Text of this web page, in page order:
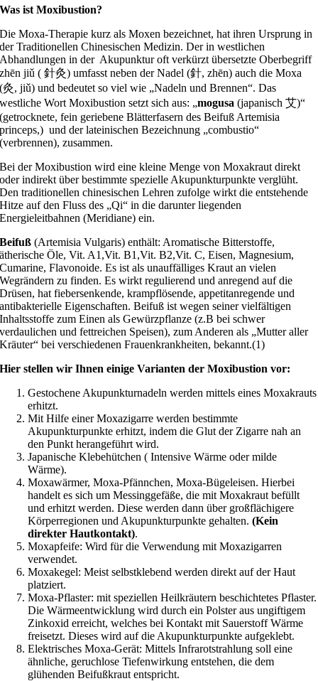
Was ist Moxibustion?
Die Moxa-Therapie kurz als Moxen bezeichnet, hat ihren Ursprung in
der Traditionellen Chinesischen Medizin. Der in westlichen
Abhandlungen in der Akupunktur oft verkürzt übersetzte Oberbegriff
zhēn jiǔ ( 針灸) umfasst neben der Nadel (針, zhēn) auch die Moxa
(灸, jiǔ) und bedeutet so viel wie „Nadeln und Brennen“. Das
westliche Wort Moxibustion setzt sich aus: „mogusa (japanisch 艾)“
(getrocknete, fein geriebene Blätterfasern des Beifuß Artemisia
princeps,) und der lateinischen Bezeichnung „combustio“
(verbrennen), zusammen.
Bei der Moxibustion wird eine kleine Menge von Moxakraut direkt
oder indirekt über bestimmte spezielle Akupunkturpunkte verglüht.
Den traditionellen chinesischen Lehren zufolge wirkt die entstehende
Hitze auf den Fluss des „Qi“ in die darunter liegenden
Energieleitbahnen (Meridiane) ein.
Beifuß (Artemisia Vulgaris) enthält: Aromatische Bitterstoffe,
ätherische Öle, Vit. A1,Vit. B1,Vit. B2,Vit. C, Eisen, Magnesium,
Cumarine, Flavonoide. Es ist als unauffälliges Kraut an vielen
Wegrändern zu finden. Es wirkt regulierend und anregend auf die
Drüsen, hat fiebersenkende, krampflösende, appetitanregende und
antibakterielle Eigenschaften. Beifuß ist wegen seiner vielfältigen
Inhaltsstoffe zum Einen als Gewürzpflanze (z.B bei schwer
verdaulichen und fettreichen Speisen), zum Anderen als „Mutter aller
Kräuter“ bei verschiedenen Frauenkrankheiten, bekannt.(1)
Hier stellen wir Ihnen einige Varianten der Moxibustion vor:
Gestochene Akupunkturnadeln werden mittels eines Moxakrauts
erhitzt.
Mit Hilfe einer Moxazigarre werden bestimmte
Akupunkturpunkte erhitzt, indem die Glut der Zigarre nah an
den Punkt herangeführt wird.
Japanische Klebehütchen ( Intensive Wärme oder milde
Wärme).
Moxawärmer, Moxa-Pfännchen, Moxa-Bügeleisen. Hierbei
handelt es sich um Messinggefäße, die mit Moxakraut befüllt
und erhitzt werden. Diese werden dann über großflächigere
Körperregionen und Akupunkturpunkte gehalten.(Kein
direkter Hautkontakt).
Moxapfeife: Wird für die Verwendung mit Moxazigarren
verwendet.
Moxakegel: Meist selbstklebend werden direkt auf der Haut
platziert.
Moxa-Pflaster: mit speziellen Heilkräutern beschichtetes Pflaster.
Die Wärmeentwicklung wird durch ein Polster aus ungiftigem
Zinkoxid erreicht, welches bei Kontakt mit Sauerstoff Wärme
freisetzt. Dieses wird auf die Akupunkturpunkte aufgeklebt.
Elektrisches Moxa-Gerät: Mittels Infrarotstrahlung soll eine
ähnliche, geruchlose Tiefenwirkung entstehen, die dem
glühenden Beifußkraut entspricht.